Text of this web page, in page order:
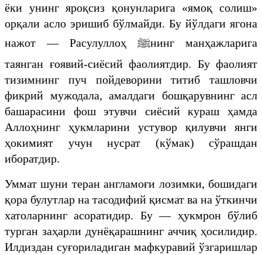
ёки унинг яроқсиз қонунларига «ямоқ солиш»
орқали асло эришиб бўлмайди. Бу йўлдаги ягона
нажот — Расулуллоҳ ﷺнинг манҳажларига
таянган ғоявий-сиёсий фаолиятдир. Бу фаолият
тизимнинг пуч пойдеворини титиб ташловчи
фикрий мужодала, амалдаги бошқарувнинг асл
башарасини фош этувчи сиёсий кураш ҳамда
Аллоҳнинг ҳукмларини устувор қилувчи янги
ҳокимият учун нусрат (кўмак) сўрашдан
иборатдир.
Уммат шуни теран англамоғи лозимки, бошидаги
қора булутлар на тасодифий қисмат ва на ўткинчи
хатоларнинг асоратидир. Бу — ҳукмрон бўлиб
турган заҳарли дунёқарашнинг аччиқ ҳосилидир.
Илдиздан суғориладиган мафкуравий ўзгаришлар